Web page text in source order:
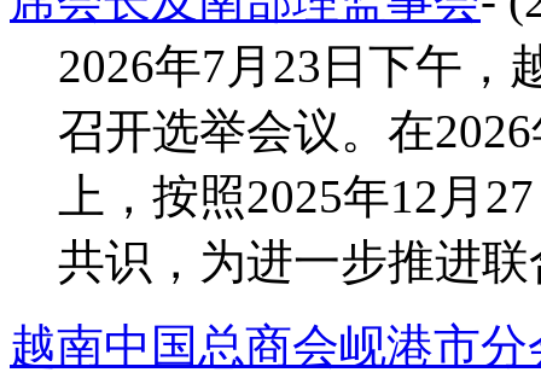
2026年7月23日下午，
召开选举会议。在
上，按照2025年12月
共识，为进一步推进
越南中国总商会岘港市